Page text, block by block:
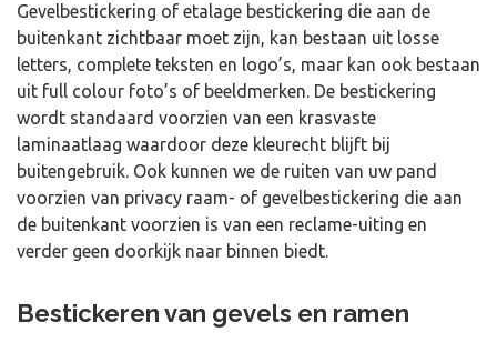
Gevelbestickering of etalage bestickering die aan de
buitenkant zichtbaar moet zijn, kan bestaan uit losse
letters, complete teksten en logo’s, maar kan ook bestaan
uit full colour foto’s of beeldmerken. De bestickering
wordt standaard voorzien van een krasvaste
laminaatlaag waardoor deze kleurecht blijft bij
buitengebruik. Ook kunnen we de ruiten van uw pand
voorzien van privacy raam- of gevelbestickering die aan
de buitenkant voorzien is van een reclame-uiting en
verder geen doorkijk naar binnen biedt.
Bestickeren van gevels en ramen